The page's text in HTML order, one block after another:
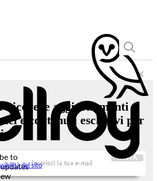
del sito
ricevere aggiornamenti
e contenuti esclusivi per
to
INVIA